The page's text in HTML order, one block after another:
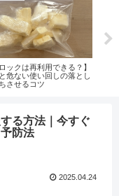
ックは再利用できる？】
危ない使い回しの落とし
させるコツ
る方法｜今すぐ
防法
2025.04.24